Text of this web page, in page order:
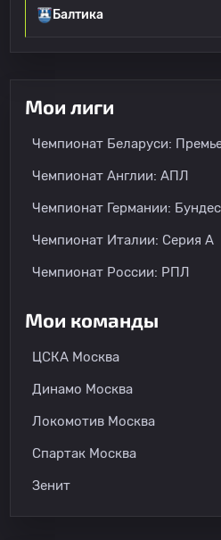
О команде
Балтика
Мои лиги
Чемпионат Беларуси:
Чемпионат Англии: АПЛ
Чемпионат Германии:
Чемпионат Италии: Серия А
Чемпионат России: РПЛ
Мои команды
ЦСКА Москва
Динамо Москва
Локомотив Москва
Спартак Москва
Зенит